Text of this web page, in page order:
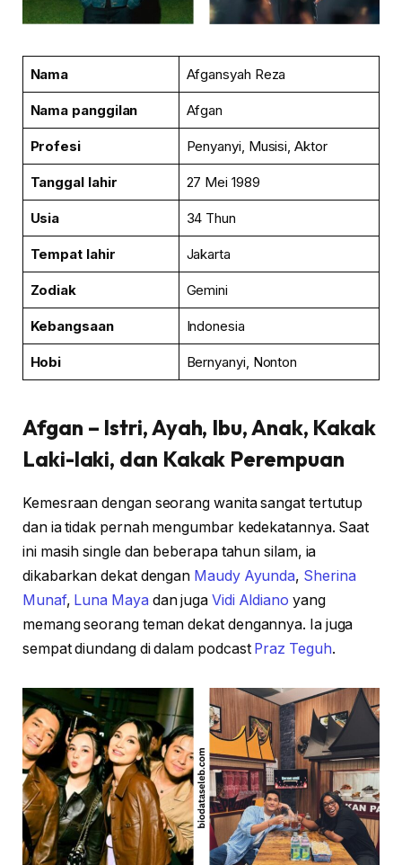
Nama Afgansyah Reza
Nama panggilan Afgan
Profesi Penyanyi, Musisi, Aktor
Tanggal lahir 27 Mei 1989
Usia 34 Thun
Tempat lahir Jakarta
Zodiak Gemini
Kebangsaan Indonesia
Hobi Bernyanyi, Nonton
Afgan – Istri, Ayah, Ibu, Anak, Kakak
Laki-laki, dan Kakak Perempuan
Kemesraan dengan seorang wanita sangat tertutup
dan ia tidak pernah mengumbar kedekatannya. Saat
ini masih single dan beberapa tahun silam, ia
dikabarkan dekat dengan Maudy Ayunda, Sherina
Munaf, Luna Maya dan juga Vidi Aldiano yang
memang seorang teman dekat dengannya. Ia juga
sempat diundang di dalam podcast Praz Teguh.